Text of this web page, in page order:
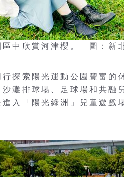
中欣賞河津櫻。 圖：新
探索陽光運動公園豐富的
灘排球場、足球場和共融
入「陽光綠洲」兒童遊戲